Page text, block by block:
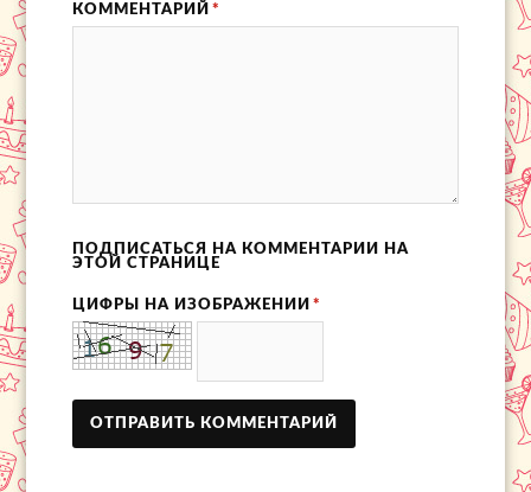
КОММЕНТАРИЙ *
ПОДПИСАТЬСЯ НА КОММЕНТАРИИ НА
ЭТОЙ СТРАНИЦЕ
ЦИФРЫ НА ИЗОБРАЖЕНИИ *